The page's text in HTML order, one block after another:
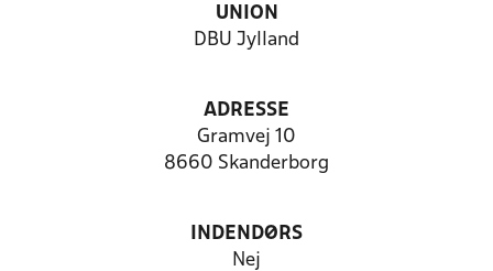
UNION
DBU Jylland
ADRESSE
Gramvej 10
8660 Skanderborg
INDENDØRS
Nej